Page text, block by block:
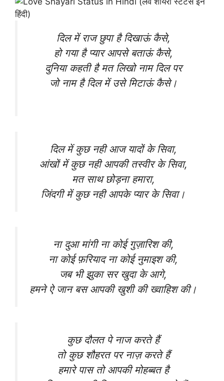
दिल में राज छुपा है दिखाऊं कैसे,
हो गया है प्यार आपसे बताऊं कैसे,
दुनिया कहती है मत लिखो नाम दिल पर
जो नाम है दिल में उसे मिटाऊं कैसे।
दिल में कुछ नही आज यादों के सिवा,
आंखों में कुछ नही आपकी तस्वीर के सिवा,
मत साथ छोड़ना हमारा,
जिंदगी में कुछ नही आपके प्यार के सिवा।
ना दुआ मांगी ना कोई गुज़ारिश की,
ना कोई फ़रियाद ना कोई नुमाइश की,
जब भी झुका सर खुदा के आगे,
हमने ऐ जान बस आपकी खुशी की ख्वाहिश की।
कुछ दौलत पे नाज करते हैं
तो कुछ शौहरत पर नाज़ करते हैं
हमारे पास तो आपकी मोहब्बत है